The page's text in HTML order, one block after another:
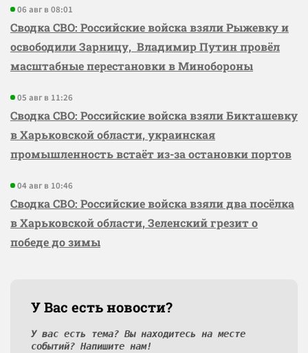
06 авг в 08:01
Сводка СВО: Российские войска взяли Рыжевку и
освободили Зарницу, Владимир Путин провёл
масштабные перестановки в Минобороны
05 авг в 11:26
Сводка СВО: Российские войска взяли Бикташевку
в Харьковской области, украинская
промышленность встаёт из-за остановки портов
04 авг в 10:46
Сводка СВО: Российские войска взяли два посёлка
в Харьковской области, Зеленский грезит о
победе до зимы
У Вас есть новости?
У вас есть тема? Вы находитесь на месте
событий? Напишите нам!